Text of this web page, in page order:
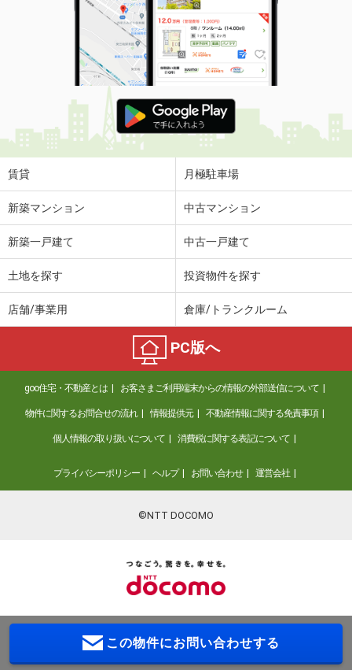
賃貸 月極駐車場
新築マンション 中古マンション
新築一戸建て 中古一戸建て
土地を探す 投資物件を探す
店舗/事業用 倉庫/トランクルーム
PC版へ
goo住宅・不動産とは お客さまご利用端末からの情報の外部送信について
物件に関するお問合せの流れ 情報提供元 不動産情報に関する免責事項
個人情報の取り扱いについて 消費税に関する表記について
プライバシーポリシー ヘルプ お問い合わせ 運営会社
©NTT DOCOMO
この物件にお問い合わせする